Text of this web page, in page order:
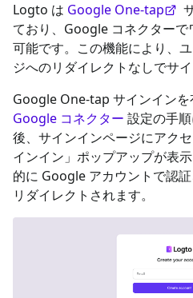
Logto は Google One-tap
ており、Google コネクター
可能です。この機能により、
ジへのリダイレクトなしでサイ
Google One-tap サインインを
Google コネクター 設定の手
後、サインインページにアク
インイン」ポップアップが表
的に Google アカウントで認
リダイレクトされます。